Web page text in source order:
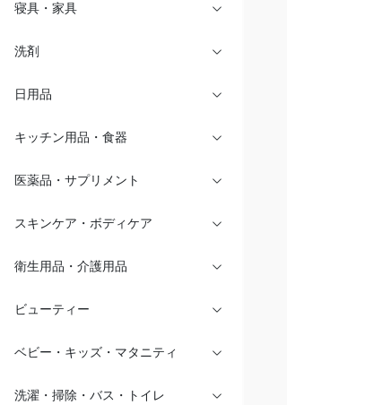
寝具・家具
洗剤
日用品
キッチン用品・食器
医薬品・サプリメント
スキンケア・ボディケア
衛生用品・介護用品
ビューティー
ベビー・キッズ・マタニティ
洗濯・掃除・バス・トイレ